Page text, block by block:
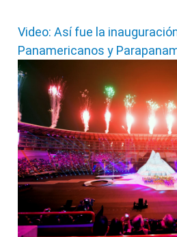
Video: Así fue la
Panamericanos y